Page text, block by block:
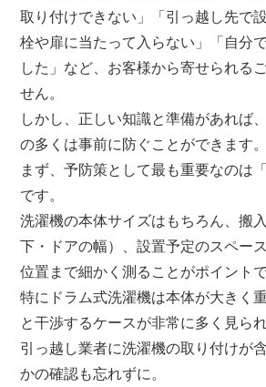
取り付けできない」「引っ越し先で
栓や扉に当たって入らない」「自分
した」など、お客様から寄せられる
せん。
しかし、正しい知識と準備があれば
の多くは事前に防ぐことができます。
まず、予防策として最も重要なのは
です。
洗濯機の本体サイズはもちろん、搬
下・ドアの幅）、設置予定のスペー
位置まで細かく測ることがポイントで
特にドラム式洗濯機は本体が大きく
と干渉するケースが非常に多く見られ
引っ越し業者に洗濯機の取り付けが
かの確認も忘れずに。